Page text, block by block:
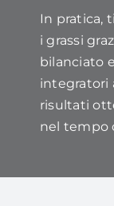
In pratica,
i grassi
bilanciato
integratori
risultati
nel tempo